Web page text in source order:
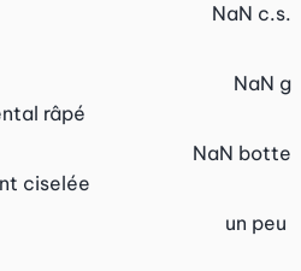
NaN c.s.
râpé
NaN g
ciselée
NaN botte
un peu